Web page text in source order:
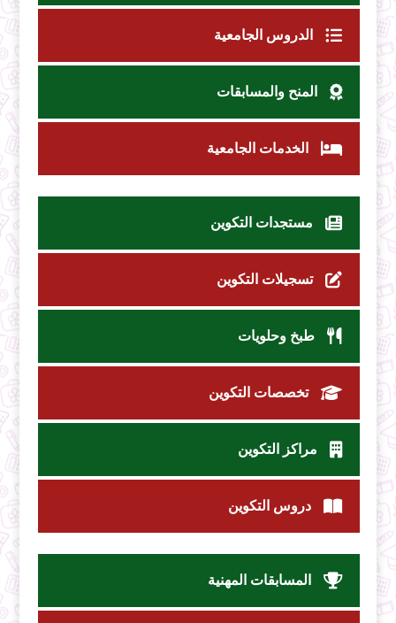
الدروس الجامعية
المنح والمسابقات
الخدمات الجامعية
مستجدات التكوين
تسجيلات التكوين
طبخ وحلويات
تخصصات التكوين
مراكز التكوين
دروس التكوين
المسابقات المهنية